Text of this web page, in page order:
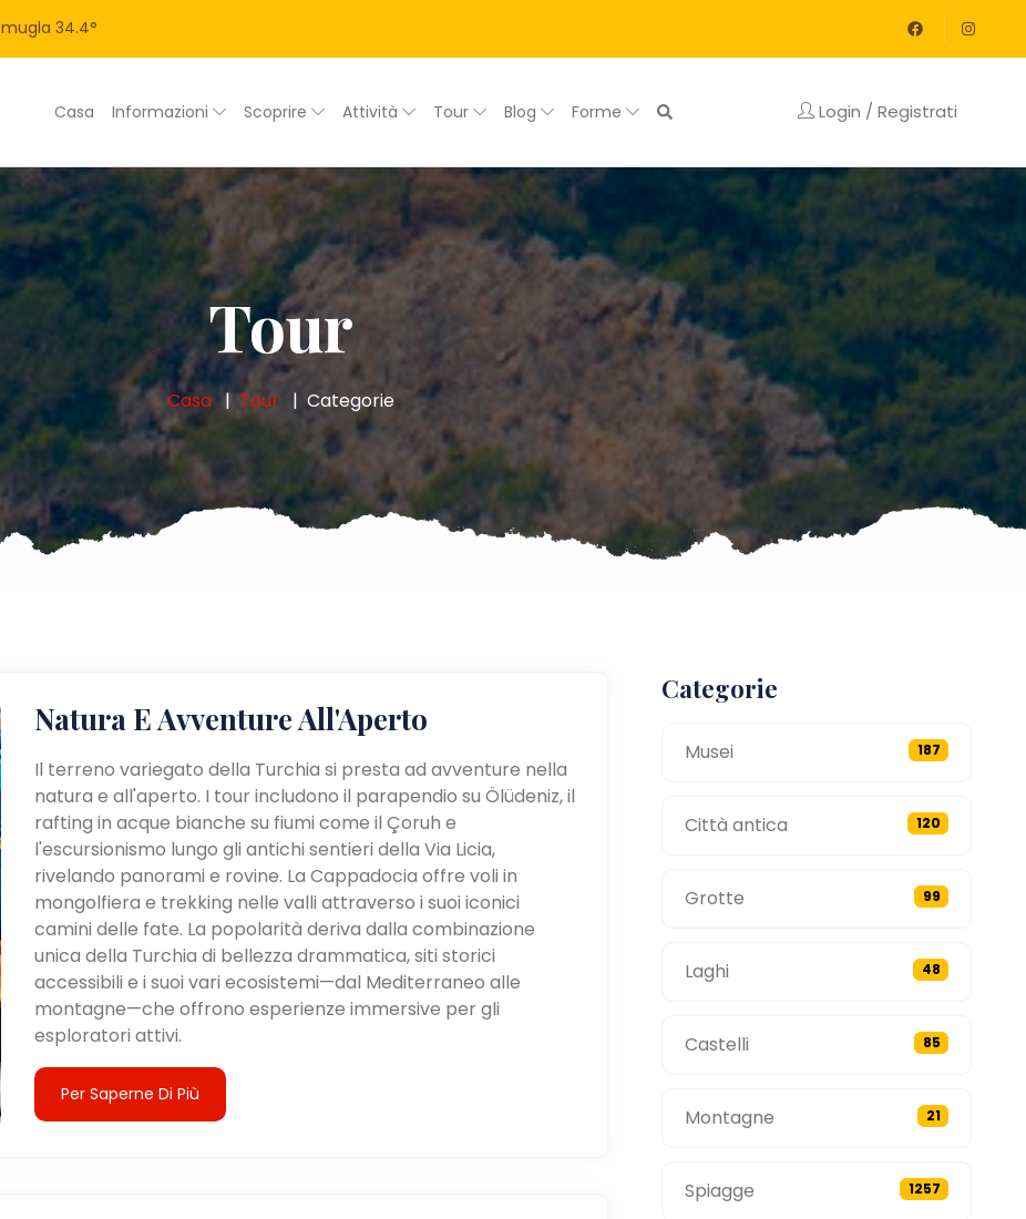
mugla 34.4°
Casa Informazioni Scoprire Attività Tour Blog Forme Login / Registrati
Tour
Casa Tour Categorie
Natura E Avventure All'Aperto
Il terreno variegato della Turchia si presta ad avventure nella
natura e all'aperto. I tour includono il parapendio su Ölüdeniz, il
rafting in acque bianche su fiumi come il Çoruh e
l'escursionismo lungo gli antichi sentieri della Via Licia,
rivelando panorami e rovine. La Cappadocia offre voli in
mongolfiera e trekking nelle valli attraverso i suoi iconici
camini delle fate. La popolarità deriva dalla combinazione
unica della Turchia di bellezza drammatica, siti storici
accessibili e i suoi vari ecosistemi—dal Mediterraneo alle
montagne—che offrono esperienze immersive per gli
esploratori attivi.
Per Saperne Di Più
Categorie
Musei 187
Città antica 120
Grotte 99
Laghi 48
Castelli 85
Montagne 21
Spiagge 1257